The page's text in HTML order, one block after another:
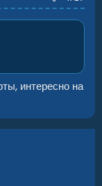
интересно на